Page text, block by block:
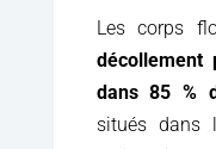
Les corps
décollement
dans 85 %
situés dans